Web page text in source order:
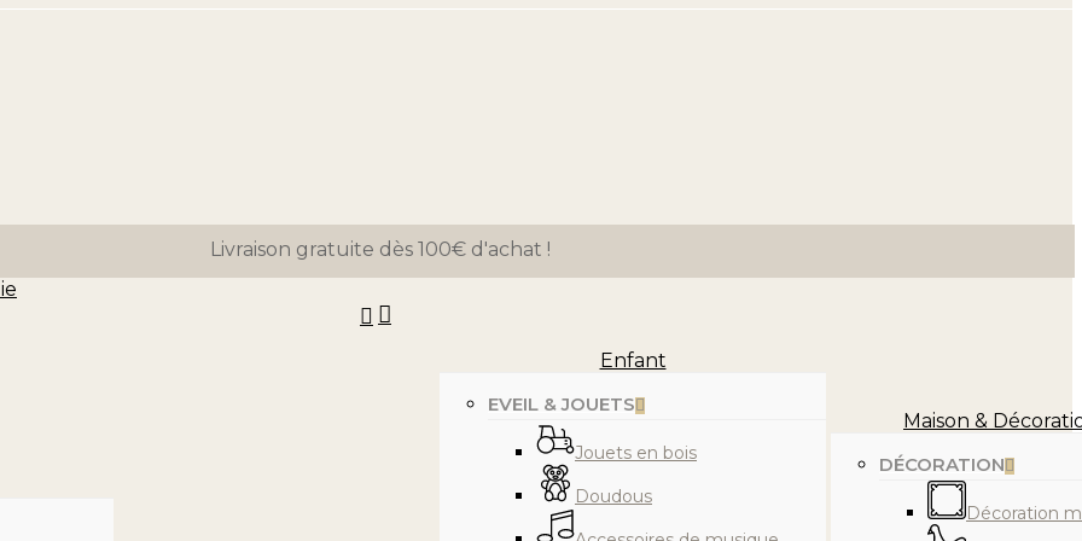
Livraison gratuite dès 100€ d'achat !
search
Enfant
EVEIL & JOUETS
Jouets en bois
Doudous
Maison &
DÉCORATION
Décoration
PanierClose